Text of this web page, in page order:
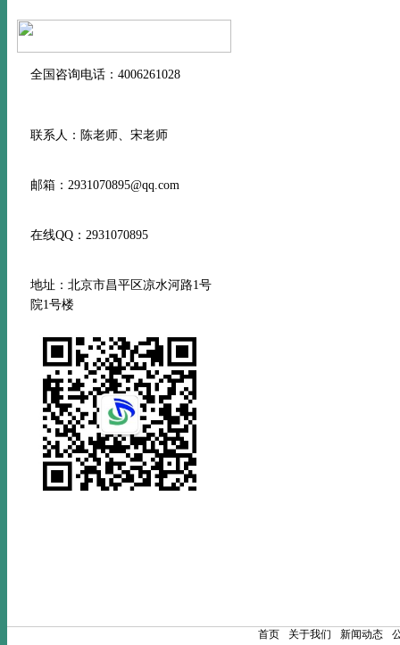
全国咨询电话：4006261028
联系人：陈老师、宋老师
邮箱：2931070895@qq.com
在线QQ：2931070895
地址：北京市昌平区凉水河路1号
院1号楼
首页 关于我们 新闻动态